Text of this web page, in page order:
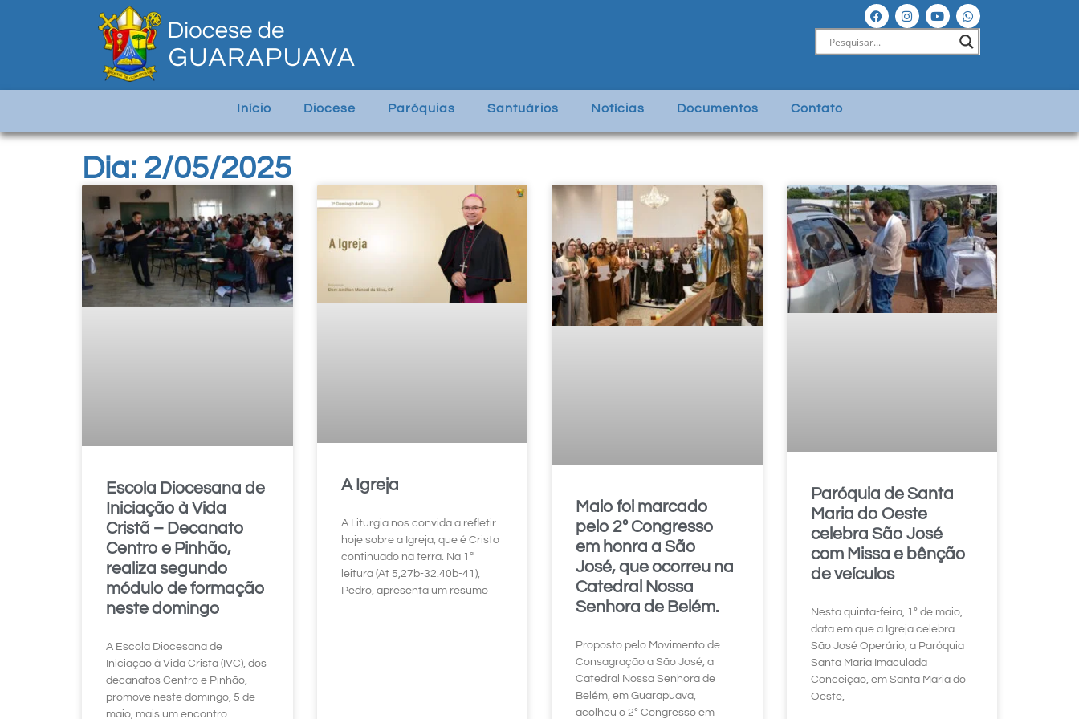
Início Diocese Paróquias Santuários Notícias Documentos Contato
Dia: 2/05/2025
Escola Diocesana de
Iniciação à Vida
Cristã – Decanato
Centro e Pinhão,
realiza segundo
módulo de formação
neste domingo
A Escola Diocesana de
Iniciação à Vida Cristã (IVC), dos
decanatos Centro e Pinhão,
promove neste domingo, 5 de
maio, mais um encontro
A Igreja
A Liturgia nos convida a refletir
hoje sobre a Igreja, que é Cristo
continuado na terra. Na 1ª
leitura (At 5,27b-32.40b-41),
Pedro, apresenta um resumo
Maio foi marcado
pelo 2º Congresso
em honra a São
José, que ocorreu na
Catedral Nossa
Senhora de Belém.
Proposto pelo Movimento de
Consagração a São José, a
Catedral Nossa Senhora de
Belém, em Guarapuava,
acolheu o 2º Congresso em
Paróquia de Santa
Maria do Oeste
celebra São José
com Missa e bênção
de veículos
Nesta quinta-feira, 1º de maio,
data em que a Igreja celebra
São José Operário, a Paróquia
Santa Maria Imaculada
Conceição, em Santa Maria do
Oeste,